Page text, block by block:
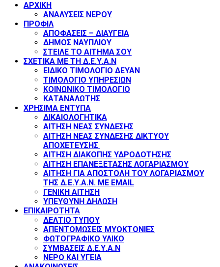
ΑΡΧΙΚΗ
ΑΝΑΛΥΣΕΙΣ ΝΕΡΟΥ
ΠΡΟΦΙΛ
ΑΠΟΦΑΣΕΙΣ – ΔΙΑΥΓΕΙΑ
ΔΗΜΟΣ ΝΑΥΠΛΙΟΥ
ΣΤΕΙΛΕ ΤΟ ΑΙΤΗΜΑ ΣΟΥ
ΣΧΕΤΙΚΑ ΜΕ ΤΗ Δ.Ε.Υ.Α.Ν
ΕΙΔΙΚΟ ΤΙΜΟΛΟΓΙΟ ΔΕΥΑΝ
ΤΙΜΟΛΟΓΙΟ ΥΠΗΡΕΣΙΩΝ
ΚΟΙΝΩΝΙΚΟ ΤΙΜΟΛΟΓΙΟ
ΚΑΤΑΝΑΛΩΤΗΣ
ΧΡΗΣΙΜΑ ΕΝΤΥΠΑ
ΔΙΚΑΙΟΛΟΓΗΤΙΚΑ
ΑΙΤΗΣΗ ΝΕΑΣ ΣΥΝΔΕΣΗΣ
ΑΙΤΗΣΗ ΝΕΑΣ ΣΥΝΔΕΣΗΣ ΔΙΚΤΥΟΥ
ΑΠΟΧΕΤΕΥΣΗΣ
ΑΙΤΗΣΗ ΔΙΑΚΟΠΗΣ ΥΔΡΟΔΟΤΗΣΗΣ
ΑΙΤΗΣΗ ΕΠΑΝΕΞΕΤΑΣΗΣ ΛΟΓΑΡΙΑΣΜΟΥ
ΑΙΤΗΣΗ ΓΙΑ ΑΠΟΣΤΟΛΗ ΤΟΥ ΛΟΓΑΡΙΑΣΜΟΥ
ΤΗΣ Δ.Ε.Υ.Α.Ν. ΜΕ EMAIL
ΓΕΝΙΚΗ ΑΙΤΗΣΗ
ΥΠΕΥΘΥΝΗ ΔΗΛΩΣΗ
ΕΠΙΚΑΙΡΟΤΗΤΑ
ΔΕΛΤΙΟ ΤΥΠΟΥ
ΑΠΕΝΤΟΜΩΣΕΙΣ ΜΥΟΚΤΟΝΙΕΣ
ΦΩΤΟΓΡΑΦΙΚΟ ΥΛΙΚΟ
ΣΥΜΒΑΣΕΙΣ Δ.Ε.Υ.Α.Ν
ΝΕΡΟ ΚΑΙ ΥΓΕΙΑ